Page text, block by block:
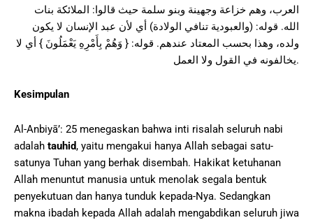
العرب، وهم خزاعة وجهينة وبنو سلمة حيث قالوا: الملائكة بنات
الله. قوله: (والعبودية تنافي الولادة) أي لأن عبد الإنسان لا يكون
ولده، وهذا بحسب المعتاد عندهم. قوله: { وَهُمْ بِأَمْرِهِ يَعْمَلُونَ } أي لا
يخالفونه في القول ولا العمل.
Kesimpulan
Al-Anbiyā’: 25 menegaskan bahwa inti risalah seluruh nabi
adalah tauhid, yaitu mengakui hanya Allah sebagai satu-
satunya Tuhan yang berhak disembah. Hakikat ketuhanan
Allah menuntut manusia untuk menolak segala bentuk
penyekutuan dan hanya tunduk kepada-Nya. Sedangkan
makna ibadah kepada Allah adalah mengabdikan seluruh jiwa